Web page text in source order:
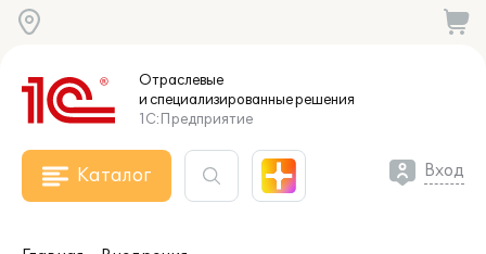
Отраслевые
и специализированныерешения
1С:Предприятие
Каталог Вход